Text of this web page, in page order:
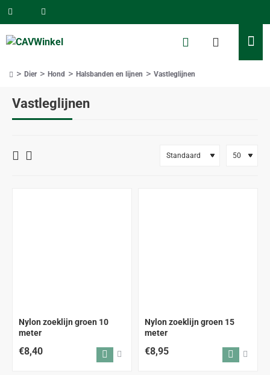
Vastleglijnen
Dier Hond Halsbanden en lijnen Vastleglijnen
Nylon zoeklijn groen 10
meter
€8,40
Nylon zoeklijn groen 15
meter
€8,95